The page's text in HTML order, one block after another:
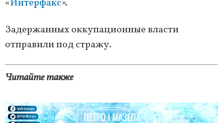
«Интерфакс».
Задержанных оккупационные власти
отправили под стражу.
Читайте также